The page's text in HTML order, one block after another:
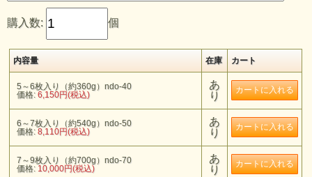
購入数: 個
内容量 在庫 カート
5～6枚入り（約360g）ndo-40
価格:6,150円(税込)
あ
り
6～7枚入り（約540g）ndo-50
価格:8,110円(税込)
あ
り
7～9枚入り（約700g）ndo-70
価格: 10,000円(税込)
あ
り